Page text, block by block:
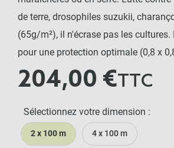
de terre, drosophiles suzukii,
(65g/m²), il n'écrase pas les
pour une protection optimale (0,8 x
204,00 €TTC
Sélectionnez votre dimension :
2 x 100 m 4 x 100 m